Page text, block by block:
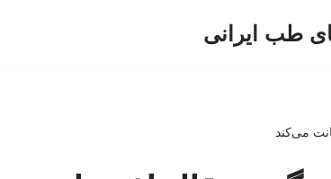
طب ایرانی
می‌کند